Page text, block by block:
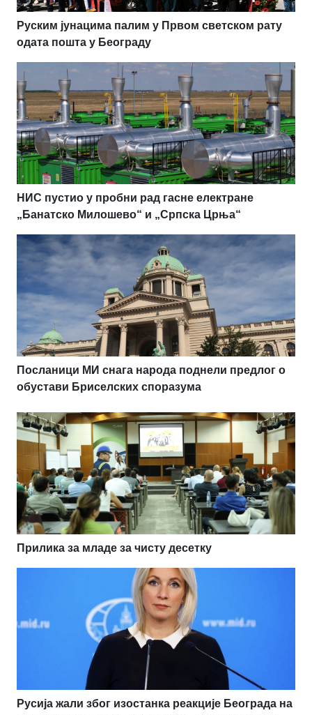
Руским јунацима палим у Првом светском рату
одата пошта у Београду
НИС пустио у пробни рад гасне електране
„Банатско Милошево“ и „Српска Црња“
Посланици МИ снага народа поднели предлог о
обустави Бриселских споразума
Прилика за младе за чисту десетку
Русија жали због изостанка реакције Београда на